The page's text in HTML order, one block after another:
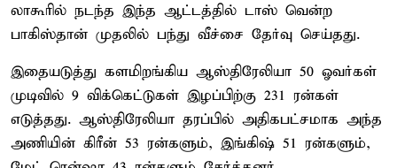
லாகூரில் நடந்த இந்த ஆட்டத்தில் டாஸ் வென்ற
பாகிஸ்தான் முதலில் பந்து வீச்சை தேர்வு செய்தது.
இதையடுத்து களமிறங்கிய ஆஸ்திரேலியா 50 ஓவர்கள்
முடிவில் 9 விக்கெட்டுகள் இழப்பிற்கு 231 ரன்கள்
எடுத்தது. ஆஸ்திரேலியா தரப்பில் அதிகபட்சமாக அந்த
அணியின் கிரீன் 53 ரன்களும், இங்கிஷ் 51 ரன்களும்,